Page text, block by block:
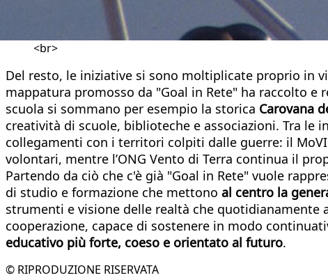
<br>
Del resto, le iniziative si sono moltiplicate proprio in
mappatura promosso da "Goal in Rete" ha raccolto
scuola si sommano per esempio la storica Carovana
creatività di scuole, biblioteche e associazioni. Tra le
collegamenti con i territori colpiti dalle guerre: il
volontari, mentre l’ONG Vento di Terra continua il
Partendo da ciò che c'è già "Goal in Rete" vuole
di studio e formazione che mettono al centro la
strumenti e visione delle realtà che
cooperazione, capace di sostenere in modo
educativo più forte, coeso e orientato al futuro.
© RIPRODUZIONE RISERVATA